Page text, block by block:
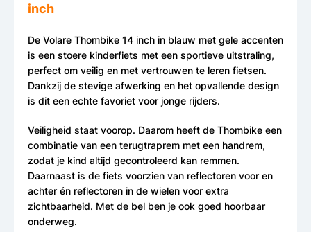
inch
De Volare Thombike 14 inch in blauw met gele accenten
is een stoere kinderfiets met een sportieve uitstraling,
perfect om veilig en met vertrouwen te leren fietsen.
Dankzij de stevige afwerking en het opvallende design
is dit een echte favoriet voor jonge rijders.
Veiligheid staat voorop. Daarom heeft de Thombike een
combinatie van een terugtraprem met een handrem,
zodat je kind altijd gecontroleerd kan remmen.
Daarnaast is de fiets voorzien van reflectoren voor en
achter én reflectoren in de wielen voor extra
zichtbaarheid. Met de bel ben je ook goed hoorbaar
onderweg.